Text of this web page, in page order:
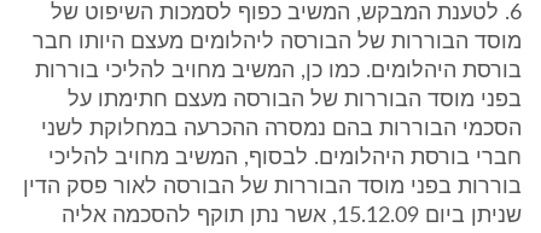
6. לטענת המבקש, המשיב כפוף לסמכות השיפוט של
מוסד הבוררות של הבורסה ליהלומים מעצם היותו חבר
בורסת היהלומים. כמו כן, המשיב מחויב להליכי בוררות
בפני מוסד הבוררות של הבורסה מעצם חתימתו על
הסכמי הבוררות בהם נמסרה ההכרעה במחלוקת לשני
חברי בורסת היהלומים. לבסוף, המשיב מחויב להליכי
בוררות בפני מוסד הבוררות של הבורסה לאור פסק הדין
שניתן ביום 15.12.09, אשר נתן תוקף להסכמה אליה